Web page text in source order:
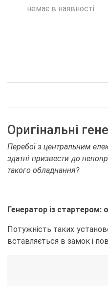
немає в наявності
Оригінальні
Перебої з центральним
здатні призвести до
такого обладнання?
Генератор із стартером:
Потужність таких
вставляється в замок і